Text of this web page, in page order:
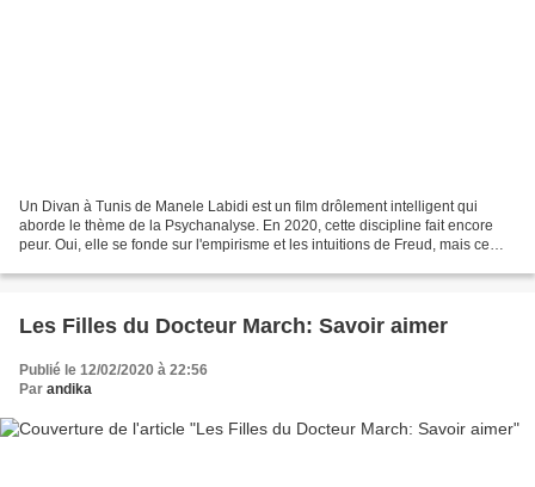
Un Divan à Tunis de Manele Labidi est un film drôlement intelligent qui
aborde le thème de la Psychanalyse. En 2020, cette discipline fait encore
peur. Oui, elle se fonde sur l'empirisme et les intuitions de Freud, mais ce
Les Filles du Docteur March: Savoir aimer
Publié le 12/02/2020 à 22:56
Par andika